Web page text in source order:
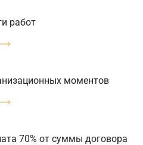
работ
моментов
70% от суммы договора